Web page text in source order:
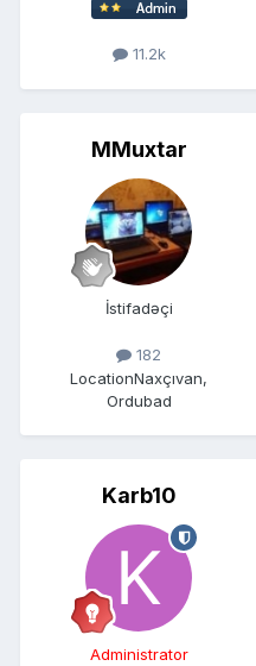
11.2k
MMuxtar
İstifadəçi
182
LocationNaxçıvan,
Ordubad
Karb10
Administrator